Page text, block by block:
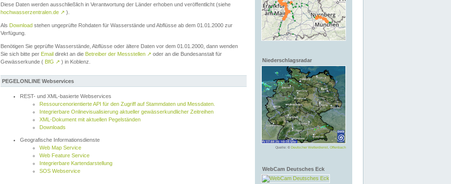
Niederschlagsradar
Quelle: © Deutscher Wetterdienst, Offenbach
WebCam Deutsches Eck
Diese Daten werden ausschließlich in Verantwortung der Länder erhoben und veröffentlicht (siehe
hochwasserzentralen.de ↗ ).
Als Download stehen ungeprüfte Rohdaten für Wasserstände und Abflüsse ab dem 01.01.2000 zur
Verfügung.
Benötigen Sie geprüfte Wasserstände, Abflüsse oder ältere Daten vor dem 01.01.2000, dann wenden
Sie sich bitte per Email direkt an die Betreiber der Messstellen ↗ oder an die Bundesanstalt für
Gewässerkunde ( BfG ↗ ) in Koblenz.
PEGELONLINE Webservices
REST- und XML-basierte Webservices
Ressourcenorientierte API für den Zugriff auf Stammdaten und Messdaten.
Integrierbare Onlinevisualisierung aktueller gewässerkundlicher Zeitreihen
XML-Dokument mit aktuellen Pegelständen
Downloads
Geografische Informationsdienste
Web Map Service
Web Feature Service
Integrierbare Kartendarstellung
SOS Webservice